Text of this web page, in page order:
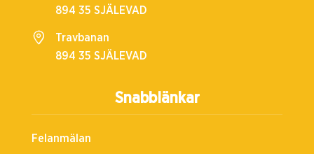
Snabblänkar
Felanmälan
894 35 SJÄLEVAD
Travbanan
894 35 SJÄLEVAD